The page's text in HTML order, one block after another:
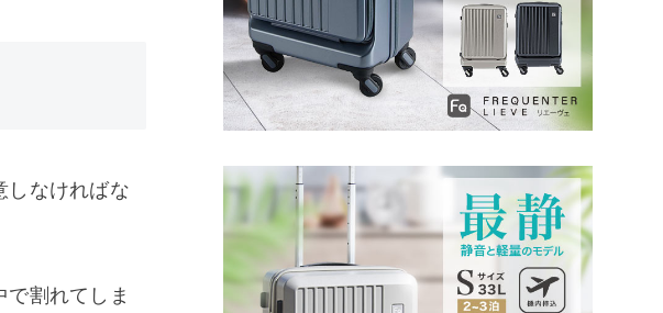
しなければな
割れてしま